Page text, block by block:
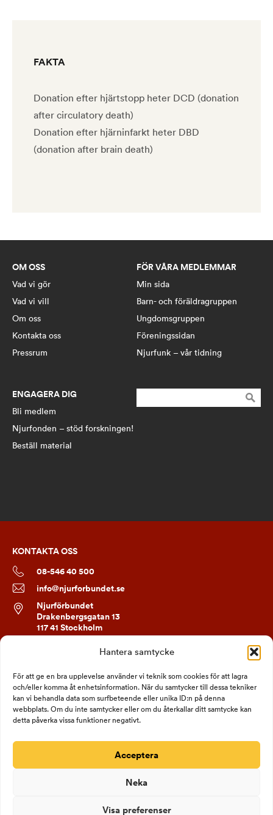
Hantera samtycke
För att ge en bra upplevelse använder vi teknik som cookies för att lagra
och/eller komma åt enhetsinformation. När du samtycker till dessa tekniker
kan vi behandla data som surfbeteende eller unika ID:n på denna
webbplats. Om du inte samtycker eller om du återkallar ditt samtycke kan
detta påverka vissa funktioner negativt.
Acceptera
Neka
Visa preferenser
FAKTA
Donation efter hjärtstopp heter DCD (donation
after circulatory death)
Donation efter hjärninfarkt heter DBD
(donation after brain death)
OM OSS
Vad vi gör
Vad vi vill
Om oss
Kontakta oss
Pressrum
ENGAGERA DIG
Bli medlem
Njurfonden – stöd forskningen!
Beställ material
FÖR VÅRA MEDLEMMAR
Min sida
Barn- och föräldragruppen
Ungdomsgruppen
Föreningssidan
Njurfunk – vår tidning
efter:
KONTAKTA OSS
08-546 40 500
info@njurforbundet.se
Njurförbundet
Drakenbergsgatan 13
117 41 Stockholm